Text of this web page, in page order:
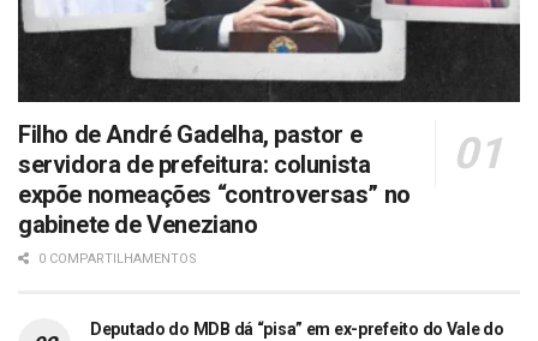
Filho de André Gadelha, pastor e
servidora de prefeitura: colunista
expõe nomeações “controversas” no
gabinete de Veneziano
0 COMPARTILHAMENTOS
Deputado do MDB dá “pisa” em ex-prefeito do Vale do